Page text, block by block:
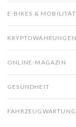
E-BIKES & MOBILITÄT
KRYPTOWÄHRUNGEN
ONLINE-MAGAZIN
GESUNDHEIT
FAHRZEUGWARTUNG